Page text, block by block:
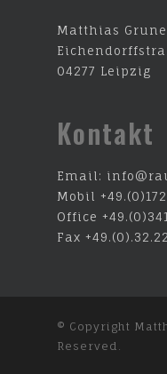
Matthias
04277 Leipzig
Kontakt
Email:
Mobil
Office
Fax
© Copyright
Reserved.